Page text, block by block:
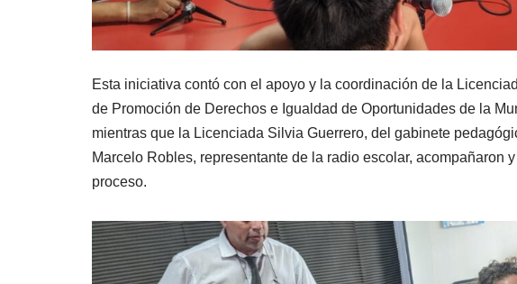
Esta iniciativa contó con el apoyo y la coordinación de la
de Promoción de Derechos e Igualdad de Oportunidades de la
mientras que la Licenciada Silvia Guerrero, del gabinete
Marcelo Robles, representante de la radio escolar, acompañaron
proceso.